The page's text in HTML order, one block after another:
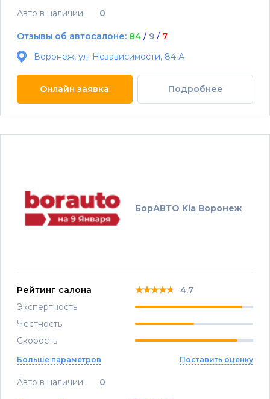
Авто в наличии 0
Отзывы об автосалоне: 84 / 9 / 7
Воронеж, ул. Независимости, 84 А
Онлайн заявка Подробнее
БорАВТО Kia Воронеж
Рейтинг салона ★★★★★
★★★★★
★★★★★ 4.7
Экспертность
Честность
Скорость
Больше параметров Поставить оценку
Авто в наличии 0